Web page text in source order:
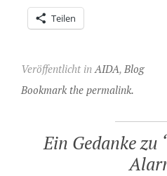
Teilen
Veröffentlicht inAIDA, Blog
Bookmark the permalink.
Ein Gedanke zu